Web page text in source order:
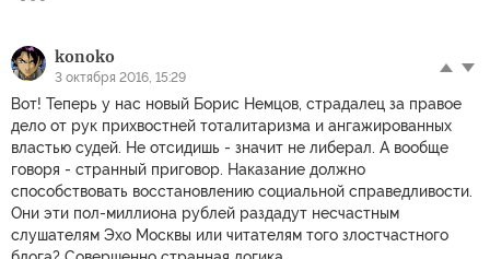
konoko
3 октября 2016, 15:29
Вот! Теперь у нас новый Борис Немцов, страдалец за правое
дело от рук прихвостней тоталитаризма и ангажированных
властью судей. Не отсидишь - значит не либерал. А вообще
говоря - странный приговор. Наказание должно
способствовать восстановлению социальной справедливости.
Они эти пол-миллиона рублей раздадут несчастным
слушателям Эхо Москвы или читателям того злостчастного